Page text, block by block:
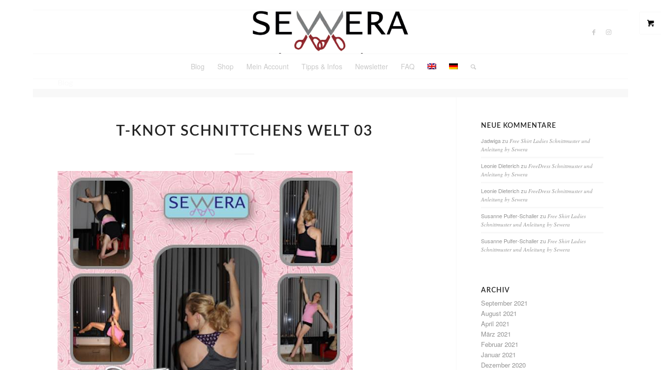
Blog Shop Mein Account Tipps & Infos Newsletter FAQ
T-KNOT SCHNITTCHENS WELT 03 NEUE KOMMENTARE
Jadwigazu Free Shirt Ladies Schnittmuster und
Anleitung by Sewera
Leonie Dieterichzu FreeDress Schnittmuster und
Anleitung by Sewera
Leonie Dieterichzu FreeDress Schnittmuster und
Anleitung by Sewera
Susanne Pulfer-Schallerzu Free Shirt Ladies
Schnittmuster und Anleitung by Sewera
Susanne Pulfer-Schallerzu Free Shirt Ladies
Schnittmuster und Anleitung by Sewera
ARCHIV
September 2021
August 2021
April 2021
März 2021
Februar 2021
Januar 2021
Dezember 2020